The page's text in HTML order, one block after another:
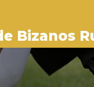
Bizanos